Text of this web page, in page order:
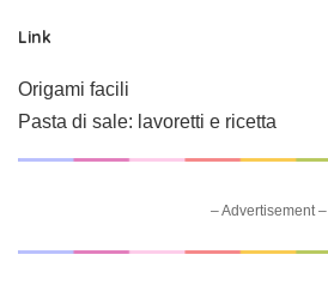
Link
Origami facili
Pasta di sale: lavoretti e ricetta
– Advertisement –